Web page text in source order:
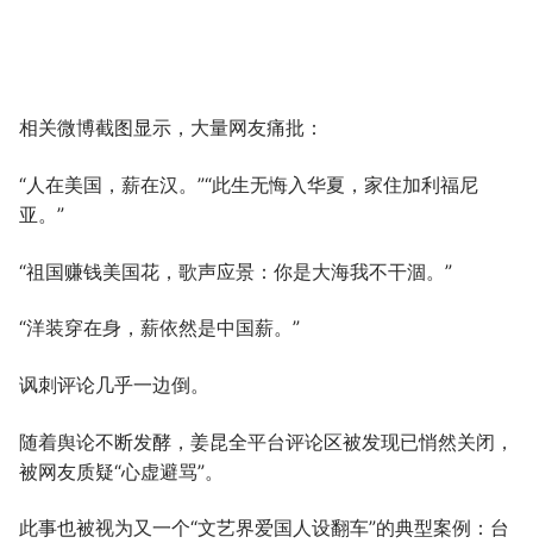
相关微博截图显示，大量网友痛批：
“人在美国，薪在汉。”“此生无悔入华夏，家住加利福尼
亚。”
“祖国赚钱美国花，歌声应景：你是大海我不干涸。”
“洋装穿在身，薪依然是中国薪。”
讽刺评论几乎一边倒。
随着舆论不断发酵，姜昆全平台评论区被发现已悄然关闭，
被网友质疑“心虚避骂”。
此事也被视为又一个“文艺界爱国人设翻车”的典型案例：台